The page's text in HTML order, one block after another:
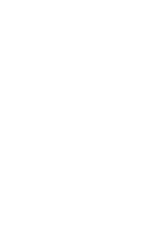
Por su
través del
Económico
una ley que
censura y
del PP para